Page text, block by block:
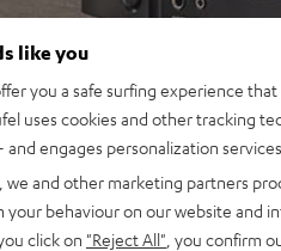
like you
you a safe surfing experience
uses cookies and other tracking
engages personalization services.
we and other marketing partners
your behaviour on our website and
click on "Reject All" , you confirm